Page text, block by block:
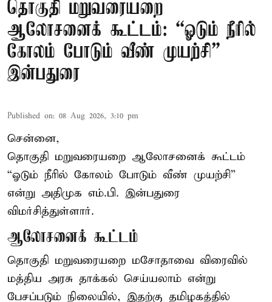
தொகுதி மறுவரையறை
ஆலோசனைக் கூட்டம்: “ஓடும் நீரில்
கோலம் போடும் வீண் முயற்சி” –
இன்பதுரை
Published on: 08 Aug 2026, 3:10 pm
சென்னை,
தொகுதி மறுவரையறை ஆலோசனைக் கூட்டம்
“ஓடும் நீரில் கோலம் போடும் வீண் முயற்சி”
என்று அதிமுக எம்.பி. இன்பதுரை
விமர்சித்துள்ளார்.
ஆலோசனைக் கூட்டம்
தொகுதி மறுவரையறை மசோதாவை விரைவில்
மத்திய அரசு தாக்கல் செய்யலாம் என்று
பேசப்படும் நிலையில், இதற்கு தமிழகத்தில்